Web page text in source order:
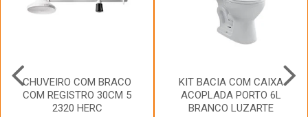
CHUVEIRO COM BRACO
COM REGISTRO 30CM 5
2320 HERC
KIT BACIA COM CAIXA
ACOPLADA PORTO 6L
BRANCO LUZARTE